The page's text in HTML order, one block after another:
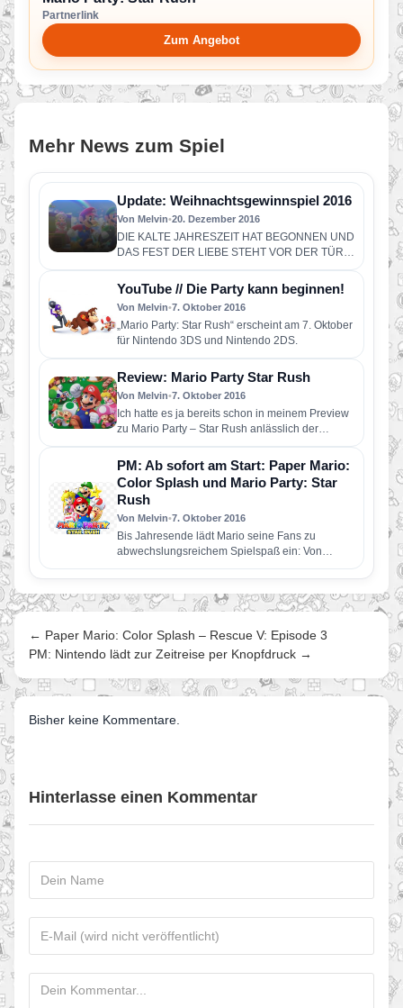
Partnerlink
Zum Angebot
Mehr News zum Spiel
Update: Weihnachtsgewinnspiel 2016
Von Melvin•20. Dezember 2016
DIE KALTE JAHRESZEIT HAT BEGONNEN UND
DAS FEST DER LIEBE STEHT VOR DER TÜR.
IN ZUSAMMENARBEIT MIT NINTENDO…
YouTube // Die Party kann beginnen!
Von Melvin•7. Oktober 2016
„Mario Party: Star Rush“ erscheint am 7. Oktober
für Nintendo 3DS und Nintendo 2DS.
Review: Mario Party Star Rush
Von Melvin•7. Oktober 2016
Ich hatte es ja bereits schon in meinem Preview
zu Mario Party – Star Rush anlässlich der
gamescom…
PM: Ab sofort am Start: Paper Mario:
Color Splash und Mario Party: Star
Rush
Von Melvin•7. Oktober 2016
Bis Jahresende lädt Mario seine Fans zu
abwechslungsreichem Spielspaß ein: Von
Klassiker bis Smartphone-Spiel ist alles dabei
Super…
← Paper Mario: Color Splash – Rescue V: Episode 3
PM: Nintendo lädt zur Zeitreise per Knopfdruck →
Bisher keine Kommentare.
Hinterlasse einen Kommentar